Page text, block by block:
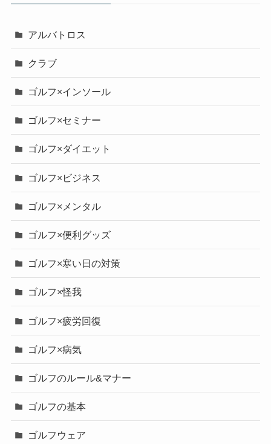
アルバトロス
クラブ
ゴルフ×インソール
ゴルフ×セミナー
ゴルフ×ダイエット
ゴルフ×ビジネス
ゴルフ×メンタル
ゴルフ×便利グッズ
ゴルフ×寒い日の対策
ゴルフ×怪我
ゴルフ×疲労回復
ゴルフ×病気
ゴルフのルール&マナー
ゴルフの基本
ゴルフウェア